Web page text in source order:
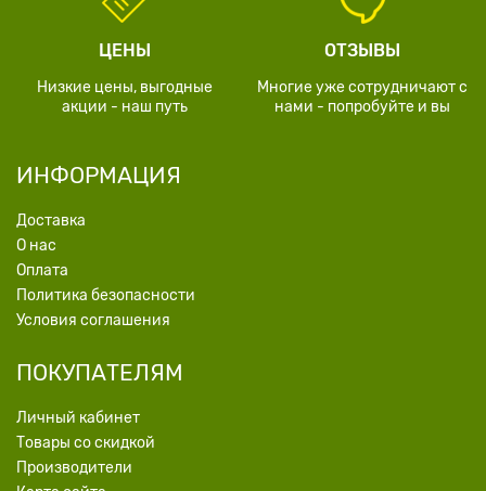
ЦЕНЫ
Низкие цены, выгодные
акции - наш путь
ОТЗЫВЫ
Многие уже сотрудничают с
нами - попробуйте и вы
ИНФОРМАЦИЯ
Доставка
О нас
Оплата
Политика безопасности
Условия соглашения
ПОКУПАТЕЛЯМ
Личный кабинет
Товары со скидкой
Производители